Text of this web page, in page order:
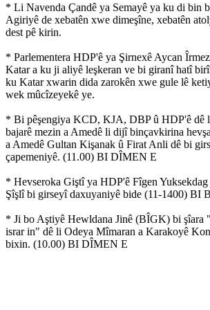
* Li Navenda Çandê ya Semayê ya ku di bin
Agiriyê de xebatên xwe dimeşîne, xebatên
dest pê kirin.
* Parlementera HDP'ê ya Şirnexê Aycan
Katar a ku ji aliyê leşkeran ve bi giranî hatî
ku Katar xwarin dida zarokên xwe gule lê
wek mûcîzeyekê ye.
* Bi pêşengiya KCD, KJA, DBP û HDP'ê dê
bajarê mezin a Amedê li dijî binçavkirina
a Amedê Gultan Kişanak û Firat Anli dê bi
çapemeniyê. (11.00) BI DÎMEN E
* Hevseroka Giştî ya HDP'ê Fîgen
Şîşlî bi girseyî daxuyaniyê bide (11-1400) BI
* Ji bo Aştiyê Hewldana Jinê (BÎGK) bi şîara
israr in" dê li Odeya Mîmaran a Karakoyê
bixin. (10.00) BI DÎMEN E